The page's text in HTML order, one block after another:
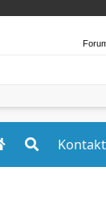
Kontakt